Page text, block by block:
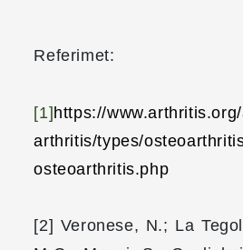
Referimet:
[1]https://www.ar
arthritis/types/
osteoarthritis.php
[2] Veronese, N.; La